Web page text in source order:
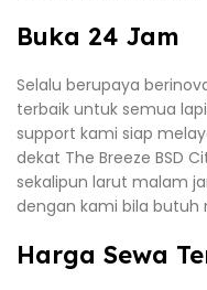
Buka 24 Jam
Selalu berupaya
terbaik untuk semua
support kami siap
dekat The Breeze BSD
sekalipun larut malam
dengan kami bila butuh
Harga Sewa